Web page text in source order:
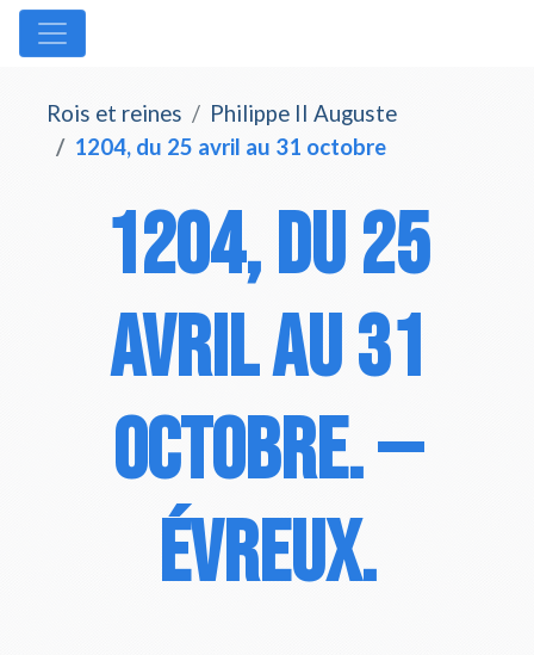
Rois et reines
Philippe II Auguste
1204, du 25 avril au 31 octobre
1204, du 25
avril au 31
octobre. —
Évreux.